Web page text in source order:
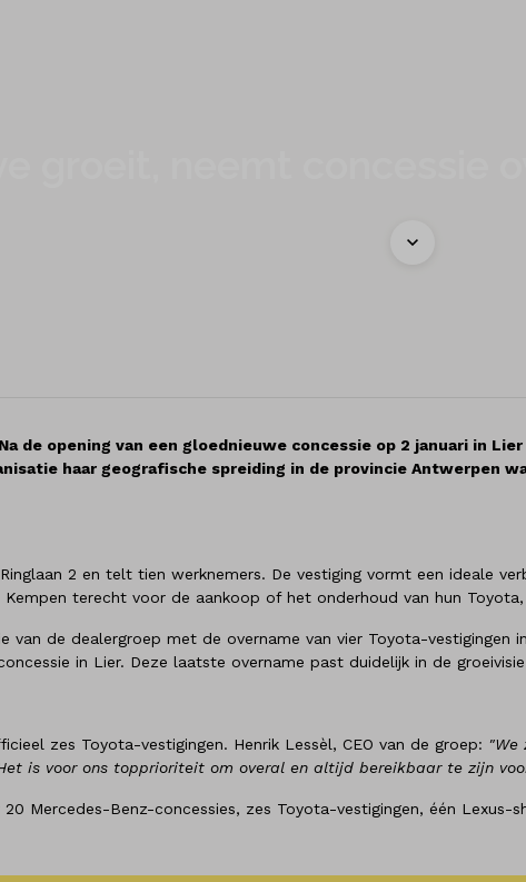
de opening van een gloednieuwe concessie op 2 januari in
haar geografische spreiding in de provincie Antwerpen
2 en telt tien werknemers. De vestiging vormt een ideale
Kempen terecht voor de aankoop of het onderhoud van hun
van de dealergroep met de overname van vier Toyota-
in Lier. Deze laatste overname past duidelijk in de
zes Toyota-vestigingen. Henrik Lessèl, CEO van de groep: "We
is voor ons topprioriteit om overal en altijd bereikbaar te zijn
Mercedes-Benz-concessies, zes Toyota-vestigingen, één